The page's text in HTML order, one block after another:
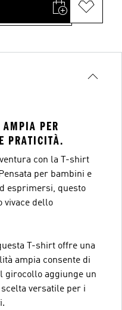
AMPIA PER
PRATICITÀ.
con la T-shirt
per bambini e
esprimersi, questo
vivace dello
T-shirt offre una
ampia consente di
girocollo aggiunge un
versatile per i